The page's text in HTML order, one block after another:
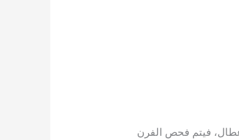
فيتم فحص الفرن